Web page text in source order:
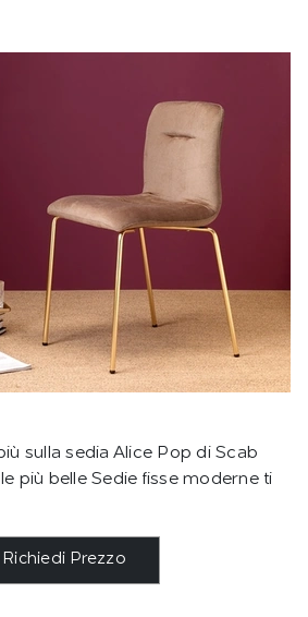
sulla sedia Alice Pop di Scab
più belle Sedie fisse moderne ti
Richiedi Prezzo